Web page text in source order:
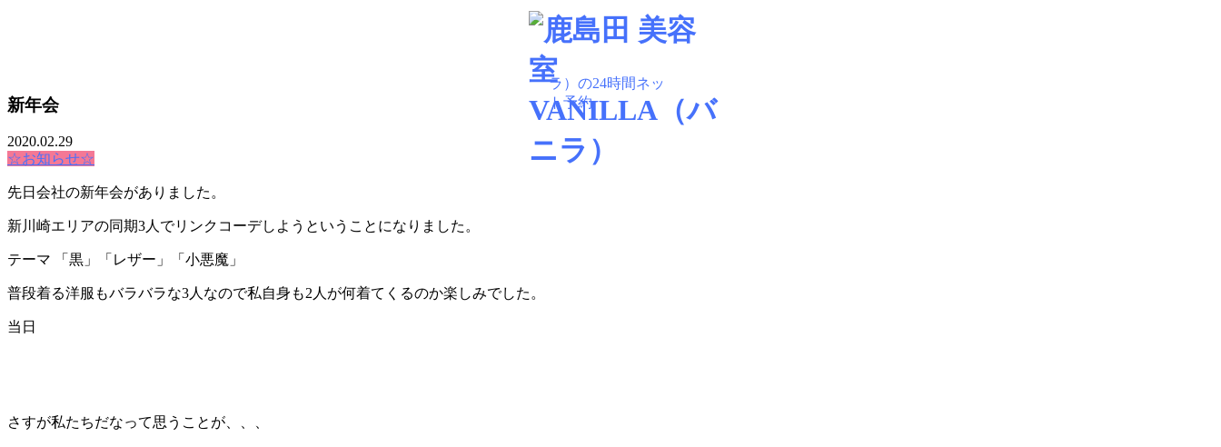
MOVIE
CARE
RECRUIT
BLOG
新年会
2020.02.29
☆お知らせ☆
先日会社の新年会がありました。
新川崎エリアの同期3人でリンクコーデしようということになりました。
テーマ 「黒」「レザー」「小悪魔」
普段着る洋服もバラバラな3人なので私自身も2人が何着てくるのか楽しみでした。
当日
さすが私たちだなって思うことが、、、